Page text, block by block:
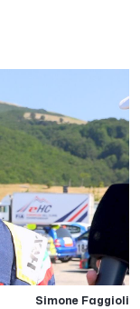
Simone Faggioli